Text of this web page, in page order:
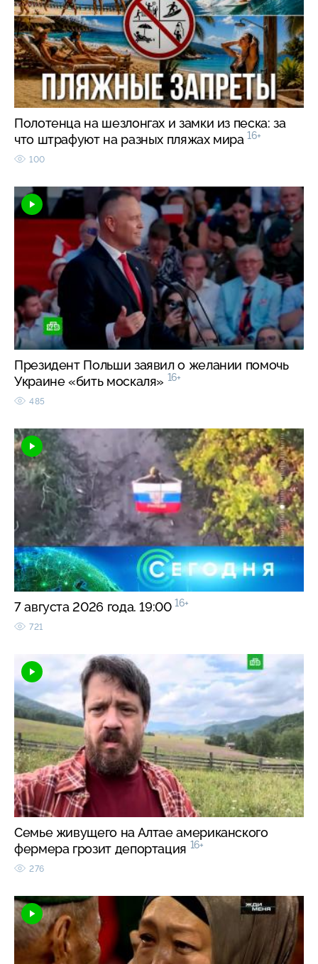
Полотенца на шезлонгах и замки из песка: за
что штрафуют на разных пляжах мира 16+
100
Президент Польши заявил о желании помочь
Украине «бить москаля» 16+
485
7 августа 2026 года. 19:00 16+
721
Семье живущего на Алтае американского
фермера грозит депортация 16+
276